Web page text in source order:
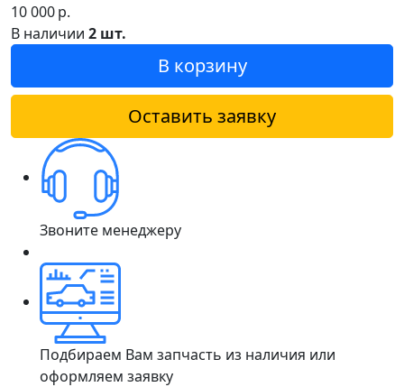
10 000р.
В наличии 2 шт.
В корзину
Оставить заявку
Звоните менеджеру
Подбираем Вам запчасть из наличия или
оформляем заявку